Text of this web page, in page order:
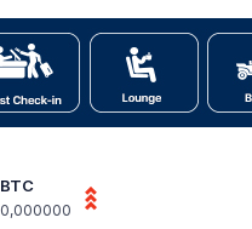
BTC
0,000000